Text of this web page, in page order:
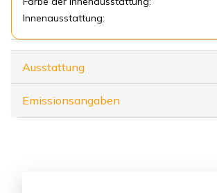
Innenausstattung:
Ausstattung
Emissionsangaben